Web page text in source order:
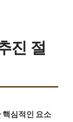
진 절
핵심적인 요소